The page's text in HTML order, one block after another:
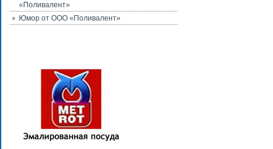
«Поливалент»
Юмор от ООО «Поливалент»